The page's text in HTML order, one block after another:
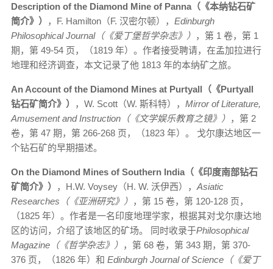
Description of the Diamond Mine of Panna（《本纳钻石矿
简介》）
，F. Hamilton（F. 汉密尔顿）， Edinburgh
Philosophical Journal（《爱丁堡哲学杂志》） ，第 1 卷，第 1
期，第 49-54 页，（1819 年）。作者接受聘请，在孟加拉进行
地理和经济调查，本文记录了他 1813 年的本纳矿之旅。
An Account of the Diamond Mines at Purtyall（《Purtyall
钻石矿简介》）
，W. Scott（W. 斯科特）， Mirror of Literature,
Amusement and Instruction（《文学娱乐教育之镜》） ，第 2
卷，第 47 期，第 266-268 页，（1823 年）。 戈尔康达地区一
个钻石矿的早期描述。
On the Diamond Mines of Southern India（《印度南部钻石
矿简介》）
，H.W. Voysey（H. W. 沃伊西）， Asiatic
Researches（《亚洲研究》） ，第 15 卷，第 120-128 页，
（1825 年）。作者是一名印度地理学家，根据其对戈尔康达地
区的访问，介绍了该地区的矿场。 同时收录于Philosophical
Magazine（《哲学杂志》） ，第 68 卷，第 343 期，第 370-
376 页，（1826 年）和 Edinburgh Journal of Science（《爱丁